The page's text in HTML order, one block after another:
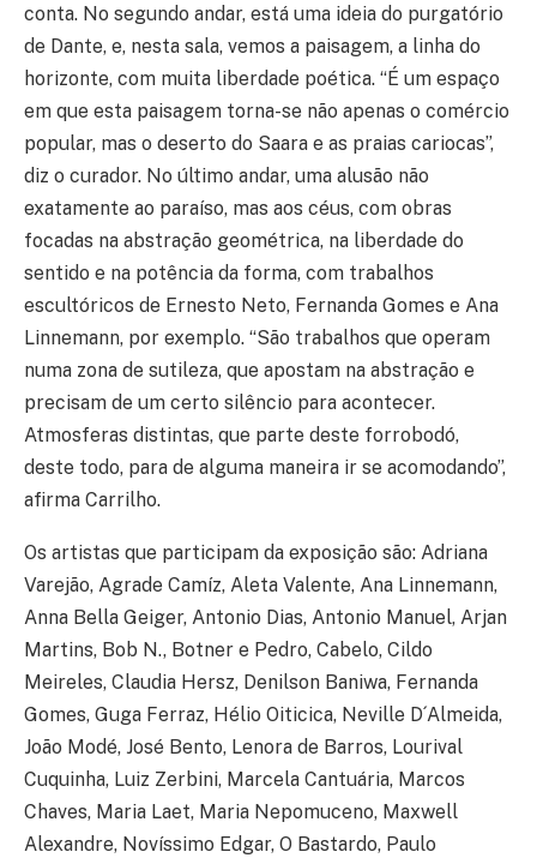
conta. No segundo andar, está uma ideia do purgatório
de Dante, e, nesta sala, vemos a paisagem, a linha do
horizonte, com muita liberdade poética. “É um espaço
em que esta paisagem torna-se não apenas o comércio
popular, mas o deserto do Saara e as praias cariocas”,
diz o curador. No último andar, uma alusão não
exatamente ao paraíso, mas aos céus, com obras
focadas na abstração geométrica, na liberdade do
sentido e na potência da forma, com trabalhos
escultóricos de Ernesto Neto, Fernanda Gomes e Ana
Linnemann, por exemplo. “São trabalhos que operam
numa zona de sutileza, que apostam na abstração e
precisam de um certo silêncio para acontecer.
Atmosferas distintas, que parte deste forrobodó,
deste todo, para de alguma maneira ir se acomodando”,
afirma Carrilho.
Os artistas que participam da exposição são: Adriana
Varejão, Agrade Camíz, Aleta Valente, Ana Linnemann,
Anna Bella Geiger, Antonio Dias, Antonio Manuel, Arjan
Martins, Bob N., Botner e Pedro, Cabelo, Cildo
Meireles, Claudia Hersz, Denilson Baniwa, Fernanda
Gomes, Guga Ferraz, Hélio Oiticica, Neville D´Almeida,
João Modé, José Bento, Lenora de Barros, Lourival
Cuquinha, Luiz Zerbini, Marcela Cantuária, Marcos
Chaves, Maria Laet, Maria Nepomuceno, Maxwell
Alexandre, Novíssimo Edgar, O Bastardo, Paulo